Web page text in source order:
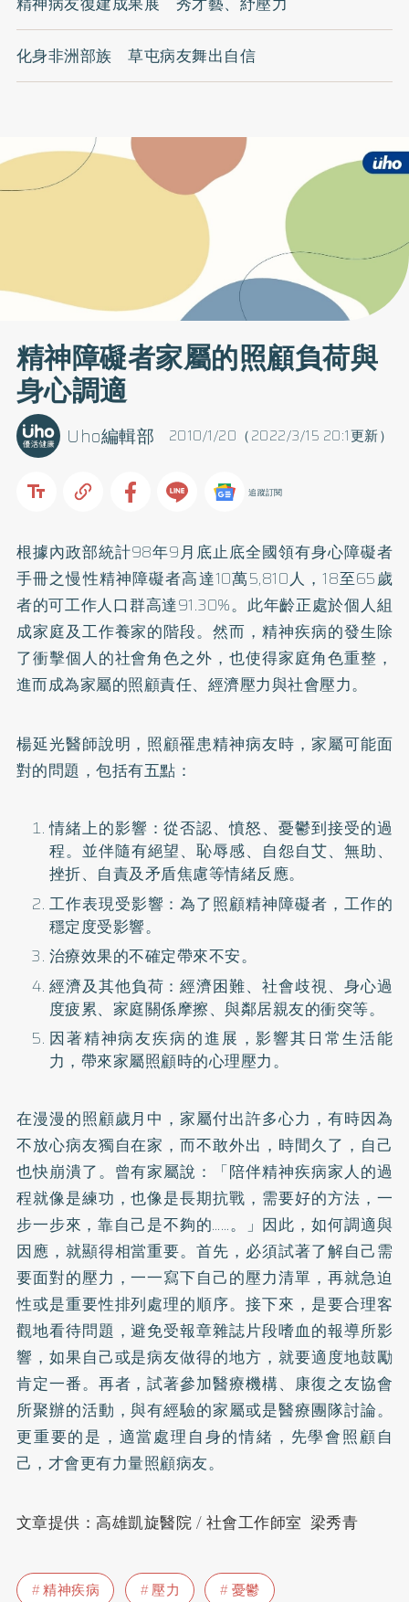
化身非洲部族 草屯病友舞出自信
精神障礙者家屬的照顧負荷與
身心調適
2010/1/20（2022/3/15 20:1更新）
Uho編輯部
追蹤訂閱
根據內政部統計98年9月底止底全國領有身心障礙者
手冊之慢性精神障礙者高達10萬5,810人，18至65歲
者的可工作人口群高達91.30%。此年齡正處於個人組
成家庭及工作養家的階段。然而，精神疾病的發生除
了衝擊個人的社會角色之外，也使得家庭角色重整，
進而成為家屬的照顧責任、經濟壓力與社會壓力。
楊延光醫師說明，照顧罹患精神病友時，家屬可能面
對的問題，包括有五點：
情緒上的影響：從否認、憤怒、憂鬱到接受的過
程。並伴隨有絕望、恥辱感、自怨自艾、無助、
挫折、自責及矛盾焦慮等情緒反應。
工作表現受影響：為了照顧精神障礙者，工作的
穩定度受影響。
治療效果的不確定帶來不安。
經濟及其他負荷：經濟困難、社會歧視、身心過
度疲累、家庭關係摩擦、與鄰居親友的衝突等。
因著精神病友疾病的進展，影響其日常生活能
力，帶來家屬照顧時的心理壓力。
在漫漫的照顧歲月中，家屬付出許多心力，有時因為
不放心病友獨自在家，而不敢外出，時間久了，自己
也快崩潰了。曾有家屬說：「陪伴精神疾病家人的過
程就像是練功，也像是長期抗戰，需要好的方法，一
步一步來，靠自己是不夠的……。」因此，如何調適與
因應，就顯得相當重要。首先，必須試著了解自己需
要面對的壓力，一一寫下自己的壓力清單，再就急迫
性或是重要性排列處理的順序。接下來，是要合理客
觀地看待問題，避免受報章雜誌片段嗜血的報導所影
響，如果自己或是病友做得的地方，就要適度地鼓勵
肯定一番。再者，試著參加醫療機構、康復之友協會
所聚辦的活動，與有經驗的家屬或是醫療團隊討論。
更重要的是，適當處理自身的情緒，先學會照顧自
己，才會更有力量照顧病友。
文章提供：高雄凱旋醫院 / 社會工作師室 梁秀青
精神疾病 壓力 憂鬱